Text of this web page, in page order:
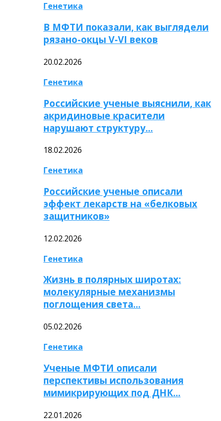
Генетика
В МФТИ показали, как выглядели
рязано-окцы V-VI веков
20.02.2026
Генетика
Российские ученые выяснили, как
акридиновые красители
нарушают структуру…
18.02.2026
Генетика
Российские ученые описали
эффект лекарств на «белковых
защитников»
12.02.2026
Генетика
Жизнь в полярных широтах:
молекулярные механизмы
поглощения света…
05.02.2026
Генетика
Ученые МФТИ описали
перспективы использования
мимикрирующих под ДНК…
22.01.2026